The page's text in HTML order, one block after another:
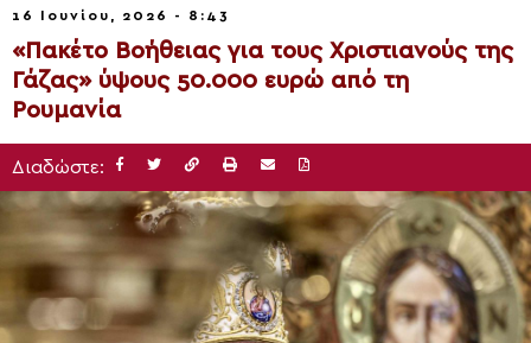
16 Ιουνίου, 2026 - 8:43
«Πακέτο Βοήθειας για τους Χριστιανούς της
Γάζας» ύψους 50.000 ευρώ από τη
Ρουμανία
Διαδώστε: